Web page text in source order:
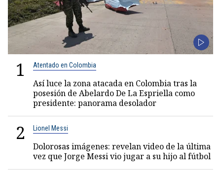
1 Atentado en Colombia
Así luce la zona atacada en Colombia tras la
posesión de Abelardo De La Espriella como
presidente: panorama desolador
2 Lionel Messi
Dolorosas imágenes: revelan video de la última
vez que Jorge Messi vio jugar a su hijo al fútbol